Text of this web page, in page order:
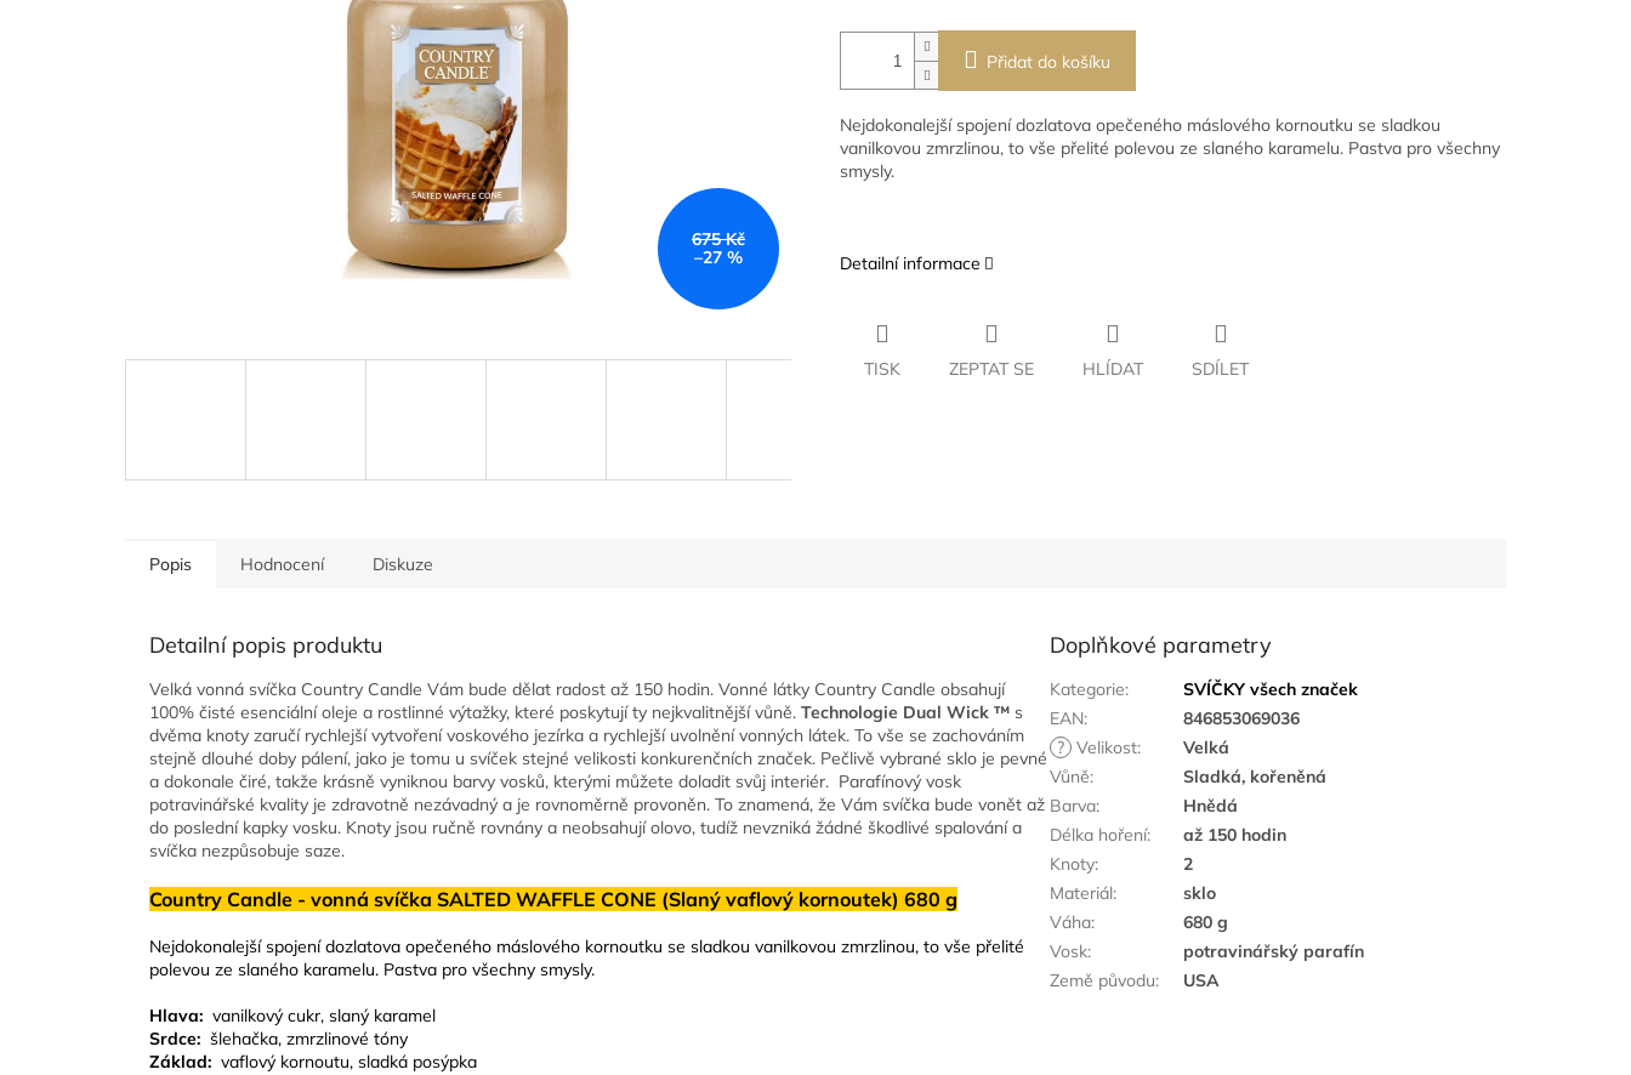
675 Kč
–27 %
Přidat do košíku
Nejdokonalejší spojení dozlatova opečeného máslového kornoutku se sladkou
vanilkovou zmrzlinou, to vše přelité polevou ze slaného karamelu. Pastva pro všechny
smysly.
Detailní informace
TISK ZEPTAT SE HLÍDAT SDÍLET
Popis Hodnocení Diskuze
Detailní popis produktu
Velká vonná svíčka Country Candle Vám bude dělat radost až 150 hodin. Vonné látky Country Candle obsahují
100% čisté esenciální oleje a rostlinné výtažky, které poskytují ty nejkvalitnější vůně. Technologie Dual Wick ™ s
dvěma knoty zaručí rychlejší vytvoření voskového jezírka a rychlejší uvolnění vonných látek. To vše se zachováním
stejně dlouhé doby pálení, jako je tomu u svíček stejné velikosti konkurenčních značek. Pečlivě vybrané sklo je pevné
a dokonale čiré, takže krásně vyniknou barvy vosků, kterými můžete doladit svůj interiér. Parafínový vosk
potravinářské kvality je zdravotně nezávadný a je rovnoměrně provoněn. To znamená, že Vám svíčka bude vonět až
do poslední kapky vosku. Knoty jsou ručně rovnány a neobsahují olovo, tudíž nevzniká žádné škodlivé spalování a
svíčka nezpůsobuje saze.
Country Candle - vonná svíčka SALTED WAFFLE CONE (Slaný vaflový kornoutek) 680 g
Nejdokonalejší spojení dozlatova opečeného máslového kornoutku se sladkou vanilkovou zmrzlinou, to vše přelité
polevou ze slaného karamelu. Pastva pro všechny smysly.
Hlava: vanilkový cukr, slaný karamel
Srdce: šlehačka, zmrzlinové tóny
Základ: vaflový kornoutu, sladká posýpka
Doplňkové parametry
Kategorie:
SVÍČKY všech značek
EAN:
846853069036
? Velikost:
Velká
Vůně:
Sladká, kořeněná
Barva:
Hnědá
Délka hoření:
až 150 hodin
Knoty:
2
Materiál:
sklo
Váha:
680 g
Vosk:
potravinářský parafín
Země původu: USA